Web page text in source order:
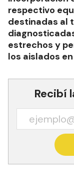
respectivo
destinadas al
estrechos y
los aislados
Recibí